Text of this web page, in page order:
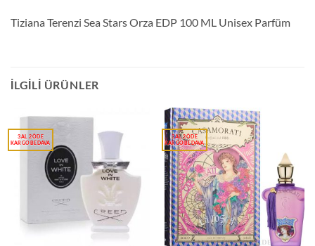
Tiziana Terenzi Sea Stars Orza EDP 100 ML Unisex Parfüm
İLGILI ÜRÜNLER